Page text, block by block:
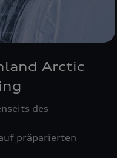
Arctic
des
präparierten